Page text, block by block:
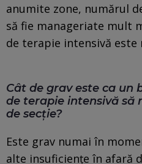
anumite zone, numărul
să fie manageriate mult
de terapie intensivă este
Cât de grav este ca un
de terapie intensivă să
de secție?
Este grav numai în
alte insuficiențe în afară